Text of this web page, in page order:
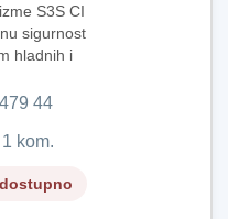
S3S CI
sigurnost
hladnih i
​4​4​
kom.